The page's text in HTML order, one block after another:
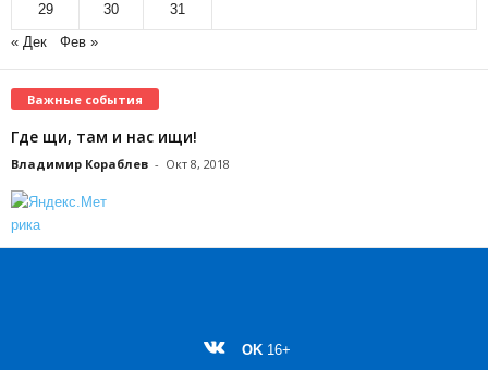
29 30
31
« Дек
Фев »
Важные события
Где щи, там и нас ищи!
Владимир Кораблев - Окт 8, 2018
OK 16+